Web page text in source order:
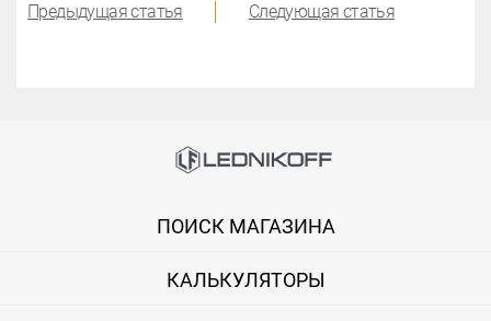
Предыдущая статья Следующая статья
ПОИСК МАГАЗИНА
КАЛЬКУЛЯТОРЫ